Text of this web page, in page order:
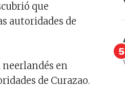
que
autoridades de
en
de Curazao.